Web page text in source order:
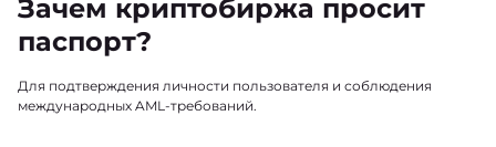
Зачем криптобиржа просит
паспорт?
Для подтверждения личности пользователя и соблюдения
международных AML-требований.